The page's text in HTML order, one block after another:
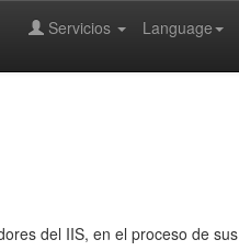
Language
Servicios
del IIS, en el proceso de sus